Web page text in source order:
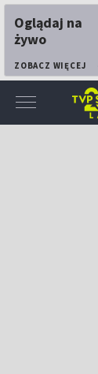
Oglądaj na
żywo
ZOBACZ WIĘCEJ